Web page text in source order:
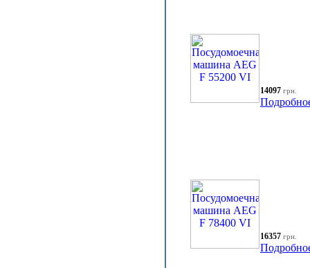
14097 грн.
16357 грн.